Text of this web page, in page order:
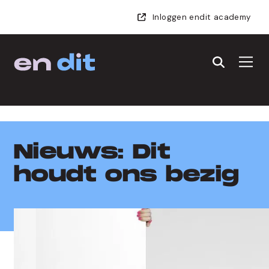
Inloggen endit academy
endit
Nieuws: Dit
houdt ons bezig